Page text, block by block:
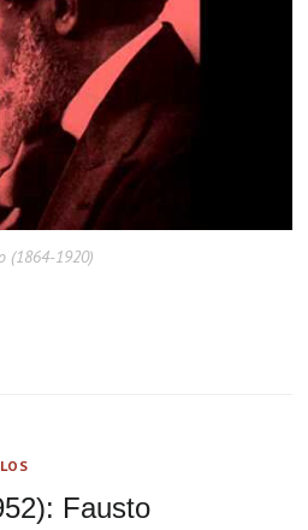
(1864-1920)
Fausto